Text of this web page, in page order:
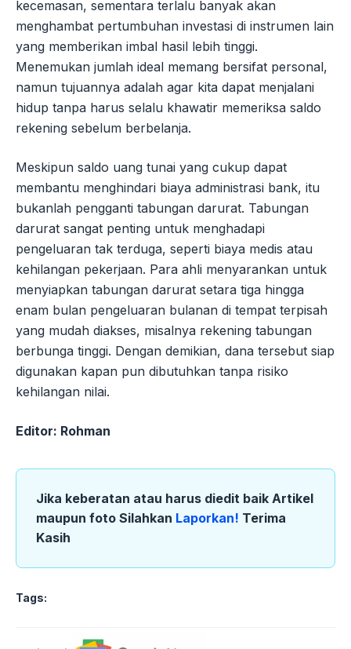
kecemasan, sementara terlalu banyak akan
menghambat pertumbuhan investasi di instrumen lain
yang memberikan imbal hasil lebih tinggi.
Menemukan jumlah ideal memang bersifat personal,
namun tujuannya adalah agar kita dapat menjalani
hidup tanpa harus selalu khawatir memeriksa saldo
rekening sebelum berbelanja.
Meskipun saldo uang tunai yang cukup dapat
membantu menghindari biaya administrasi bank, itu
bukanlah pengganti tabungan darurat. Tabungan
darurat sangat penting untuk menghadapi
pengeluaran tak terduga, seperti biaya medis atau
kehilangan pekerjaan. Para ahli menyarankan untuk
menyiapkan tabungan darurat setara tiga hingga
enam bulan pengeluaran bulanan di tempat terpisah
yang mudah diakses, misalnya rekening tabungan
berbunga tinggi. Dengan demikian, dana tersebut siap
digunakan kapan pun dibutuhkan tanpa risiko
kehilangan nilai.
Editor: Rohman
Jika keberatan atau harus diedit baik Artikel
maupun foto Silahkan Laporkan! Terima
Kasih
Tags: